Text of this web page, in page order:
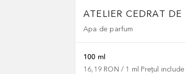
ATELIER CEDRAT DE
Apa de parfum
100 ml
16,19 RON / 1 ml Prețul